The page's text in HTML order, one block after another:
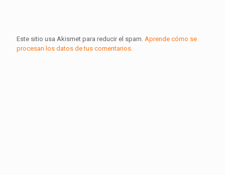
Este sitio usa Akismet para reducir el spam. Aprende cómo se
procesan los datos de tus comentarios.